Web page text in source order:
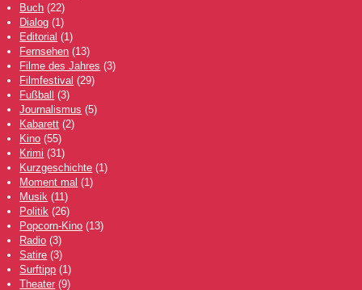
Buch (22)
Dialog (1)
Editorial (1)
Fernsehen (13)
Filme des Jahres (3)
Filmfestival (29)
Fußball (3)
Journalismus (5)
Kabarett (2)
Kino (55)
Krimi (31)
Kurzgeschichte (1)
Moment mal (1)
Musik (11)
Politik (26)
Popcorn-Kino (13)
Radio (3)
Satire (3)
Surftipp (1)
Theater (9)